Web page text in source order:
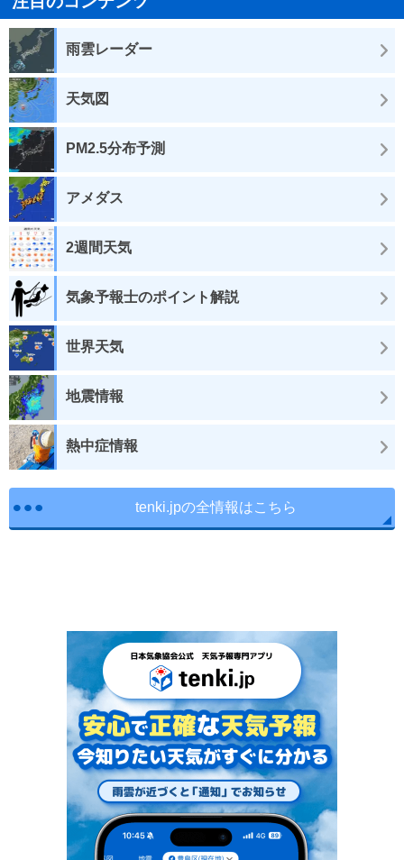
雨雲レーダー
天気図
PM2.5分布予測
アメダス
2週間天気
気象予報士のポイント解説
世界天気
地震情報
熱中症情報
tenki.jpの全情報はこちら